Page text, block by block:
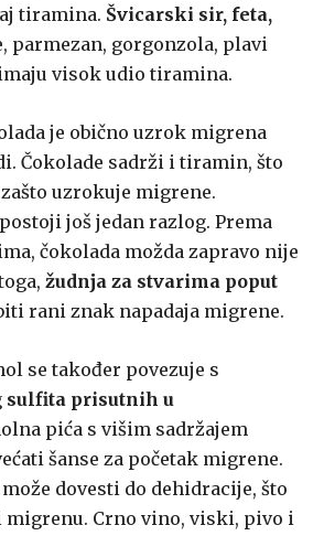
tiramina. Švicarski sir, feta,
parmezan, gorgonzola, plavi
visok udio tiramina.
je obično uzrok migrena
Čokolade sadrži i tiramin, što
uzrokuje migrene.
još jedan razlog. Prema
čokolada možda zapravo nije
žudnja za stvarima poput
rani znak napadaja migrene.
se također povezuje s
sulfita prisutnih u
pića s višim sadržajem
šanse za početak migrene.
dovesti do dehidracije, što
migrenu. Crno vino, viski, pivo i